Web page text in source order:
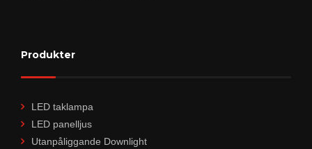
Produkter
LED taklampa
LED panelljus
Utanpåliggande Downlight